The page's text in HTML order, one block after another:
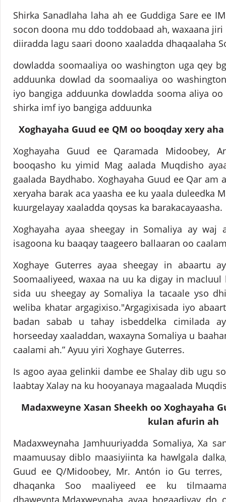
Shirka Sanadlaha laha ah ee Guddiga Sare ee
socon doona mu ddo toddobaad ah, waxaana
diiradda lagu saari doono xaaladda dhaqaalaha
dowladda soomaaliya oo washington uga qey
adduunka dowlad da soomaaliya oo
iyo bangiga adduunka dowladda sooma aliya
shirka imf iyo bangiga adduunka
Xoghayaha Guud ee QM oo booqday xery
Xoghayaha Guud ee Qaramada Midoobey,
booqasho ku yimid Mag aalada Muqdisho
gaalada Baydhabo. Xoghayaha Guud ee Qar am
xeryaha barak aca yaasha ee ku yaala duleedka
kuurgelayay xaaladda qoysas ka barakacayaasha.
Xoghayaha ayaa sheegay in Somaliya ay waj
isagoona ku baaqay taageero ballaaran oo
Xoghaye Guterres ayaa sheegay in abaartu
Soomaaliyeed, waxaa na uu ka digay in
sida uu sheegay ay Somaliya la tacaale yso
weliba khatar argagixiso."Argagixisada iyo
badan sabab u tahay isbeddelka cimilada
horseeday xaaladdan, waxayna Somaliya u
caalami ah.” Ayuu yiri Xoghaye Guterres.
Is agoo ayaa gelinkii dambe ee Shalay dib ugu
laabtay Xalay na ku hooyanaya magaalada
Madaxweyne Xasan Sheekh oo Xoghayaha
kulan afurin ah
Madaxweynaha Jamhuuriyadda Somaliya, Xa
maamuusay diblo maasiyiinta ka hawlgala
Guud ee Q/Midoobey, Mr. Antón io Gu
dhaqanka Soo maaliyeed ee ku
dhaweynta.Mdaxweynaha ayaa bogaadiyay do